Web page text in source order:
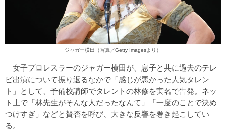
ジャガー横田（写真／Getty Imagesより）
女子プロレスラーのジャガー横田が、息子と共に過去のテレ
ビ出演について振り返るなかで「感じが悪かった人気タレン
ト」として、予備校講師でタレントの林修を実名で告発。ネッ
ト上で「林先生がそんな人だったなんて」「一度のことで決め
つけすぎ」などと賛否を呼び、大きな反響を巻き起こしてい
る。